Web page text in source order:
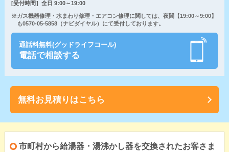
[受付時間］全日 9:00～19:00
※ガス機器修理・水まわり修理・エアコン修理に関しては、夜間【19:00～9:00】
も0570-05-5858（ナビダイヤル）にて受付しております。
通話料無料(グッドライフコール)
電話で相談する
無料お見積りはこちら
市町村から給湯器・湯沸かし器を交換されたお客さま